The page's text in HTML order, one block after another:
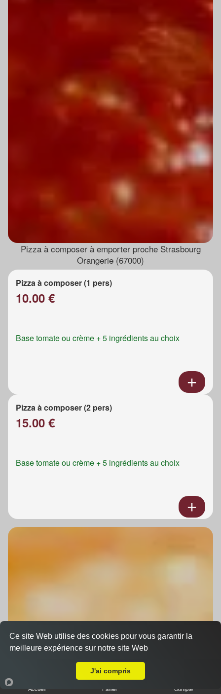
Pizza à composer à emporter proche Strasbourg
Orangerie (67000)
Pizza à composer (1 pers)
10.00 €
Base tomate ou crème + 5 ingrédients au choix
Pizza à composer (2 pers)
15.00 €
Base tomate ou crème + 5 ingrédients au choix
Accueil Panier Compte
Ce site Web utilise des cookies pour vous garantir la
meilleure expérience sur notre site Web
J'ai compris